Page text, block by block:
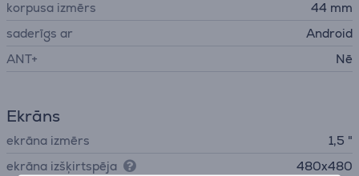
korpusa izmērs
44 mm
saderīgs ar
Android
ANT+
Nē
Ekrāns
ekrāna izmērs
1,5 "
ekrāna izšķirtspēja
480x480